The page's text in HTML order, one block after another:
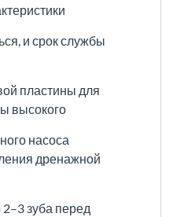
и срок службы
пластины для
высокого
насоса
дренажной
зуба перед